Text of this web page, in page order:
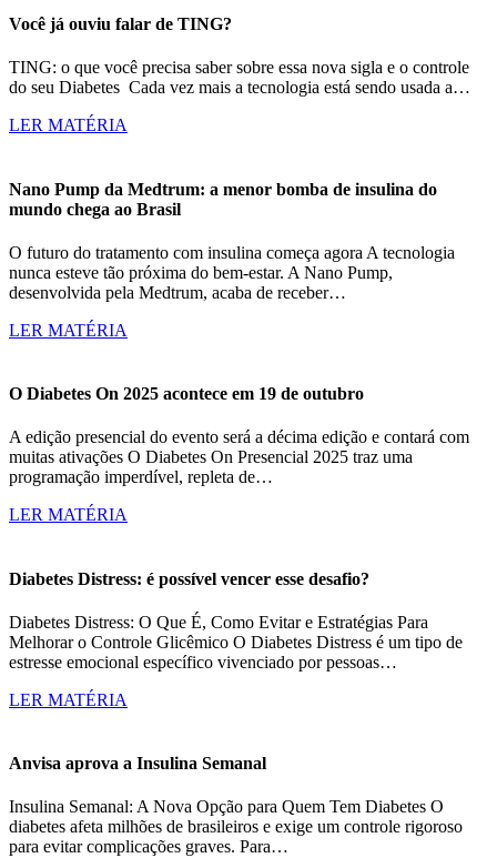
Você já ouviu falar de TING?
TING: o que você precisa saber sobre essa nova sigla e o controle
do seu Diabetes Cada vez mais a tecnologia está sendo usada a…
LER MATÉRIA
Nano Pump da Medtrum: a menor bomba de insulina do
mundo chega ao Brasil
O futuro do tratamento com insulina começa agora A tecnologia
nunca esteve tão próxima do bem-estar. A Nano Pump,
desenvolvida pela Medtrum, acaba de receber…
LER MATÉRIA
O Diabetes On 2025 acontece em 19 de outubro
A edição presencial do evento será a décima edição e contará com
muitas ativações O Diabetes On Presencial 2025 traz uma
programação imperdível, repleta de…
LER MATÉRIA
Diabetes Distress: é possível vencer esse desafio?
Diabetes Distress: O Que É, Como Evitar e Estratégias Para
Melhorar o Controle Glicêmico O Diabetes Distress é um tipo de
estresse emocional específico vivenciado por pessoas…
LER MATÉRIA
Anvisa aprova a Insulina Semanal
Insulina Semanal: A Nova Opção para Quem Tem Diabetes O
diabetes afeta milhões de brasileiros e exige um controle rigoroso
para evitar complicações graves. Para…